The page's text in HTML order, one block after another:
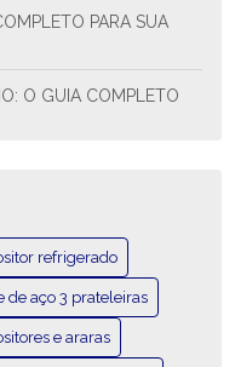
refrigerado
de aço 3 prateleiras
e araras